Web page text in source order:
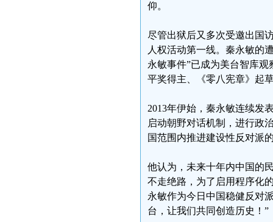
仰。
尽管出狱后又多次受邀出国
人权活动第一线。秦永敏的
永敏事件”已成为美台智库
平奖得主、《零八宪章》起
2013年伊始，秦永敏连续发
启动朝野对话机制，进行政
国范围内推进建设性反对派
他认为，未来十年内中国的
不走绝路，为了启用程序化
永敏作为今日中国稳健反对
台，让我们共同创造历史！”